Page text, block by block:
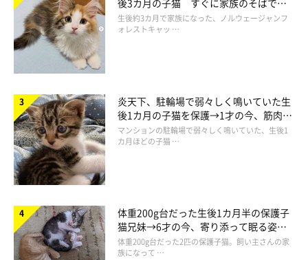
後3カ月の子猫 すぐに家族のそばで落
ち着く姿に「迎えてよかった」
生後約3カ月で家族になった、ノルウェージャンフ
ォレストキャッ …
炎天下、駐輪場で弱々しく鳴いていた生
後1カ月の子猫を保護→1才の今、筋肉質
でツンデレなコに成長
マンションの駐輪場で弱々しく鳴いていた、生後1
カ月ほどの子猫 …
体重200g台だった生後1カ月半の保護子
猫兄妹→6才の今、寄り添って眠る姿に
ほっこり！
体重200g台だった2匹の保護子猫。飼い主さんの家
族になって …